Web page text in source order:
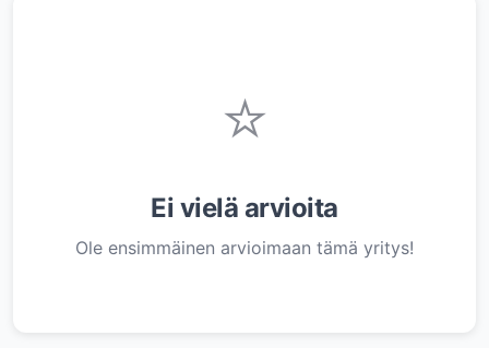
⭐
Ei vielä arvioita
Ole ensimmäinen arvioimaan tämä yritys!